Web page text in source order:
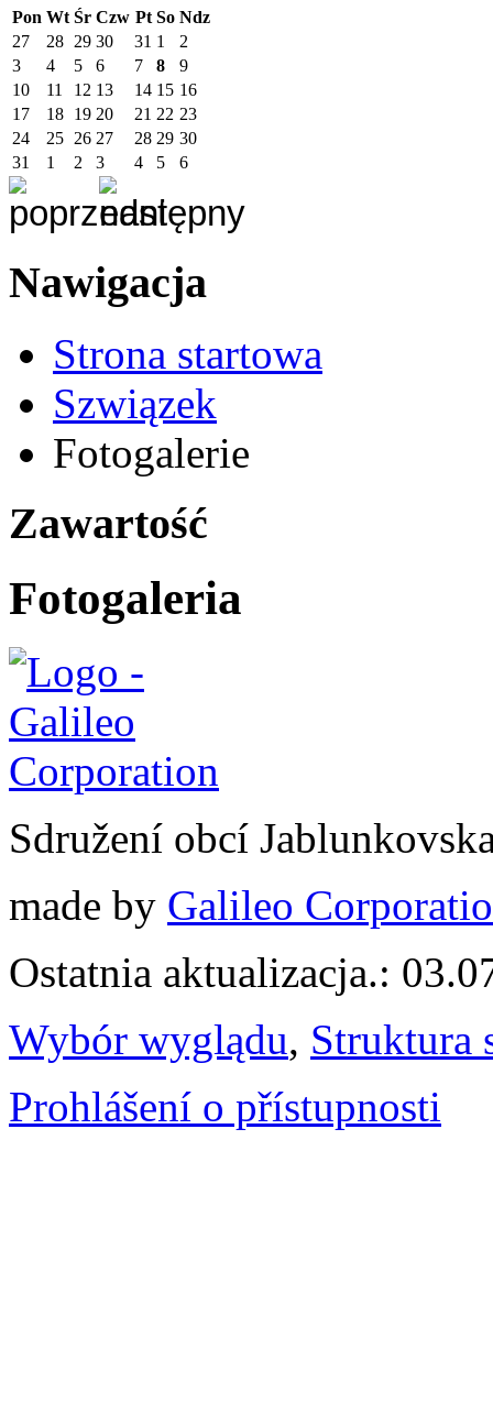
Pon Wt Śr Czw Pt So Ndz
27
28 29 30 31 1
2
3
4 5 6 7 8
9
10
11 12 13 14 15 16
17
18 19 20 21 22 23
24
25 26 27 28 29 30
31
1 2 3 4 5 6
Nawigacja
Strona startowa
Szwiązek
Fotogalerie
Zawartość
Fotogaleria
Sdružení obcí
made by Galileo
Ostatnia aktualizacja.:
Wybór wyglądu, Struktura
Prohlášení o přístupnosti